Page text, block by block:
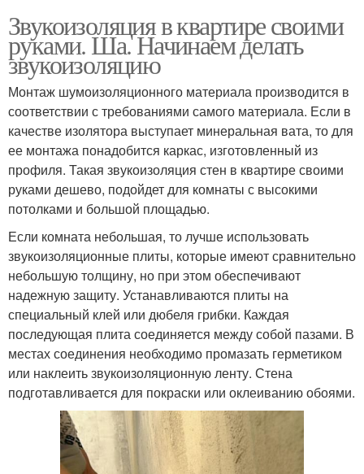
Звукоизоляция в квартире своими
руками. Ша. Начинаем делать
звукоизоляцию
Монтаж шумоизоляционного материала производится в
соответствии с требованиями самого материала. Если в
качестве изолятора выступает минеральная вата, то для
ее монтажа понадобится каркас, изготовленный из
профиля. Такая звукоизоляция стен в квартире своими
руками дешево, подойдет для комнаты с высокими
потолками и большой площадью.
Если комната небольшая, то лучше использовать
звукоизоляционные плиты, которые имеют сравнительно
небольшую толщину, но при этом обеспечивают
надежную защиту. Устанавливаются плиты на
специальный клей или дюбеля грибки. Каждая
последующая плита соединяется между собой пазами. В
местах соединения необходимо промазать герметиком
или наклеить звукоизоляционную ленту. Стена
подготавливается для покраски или оклеиванию обоями.